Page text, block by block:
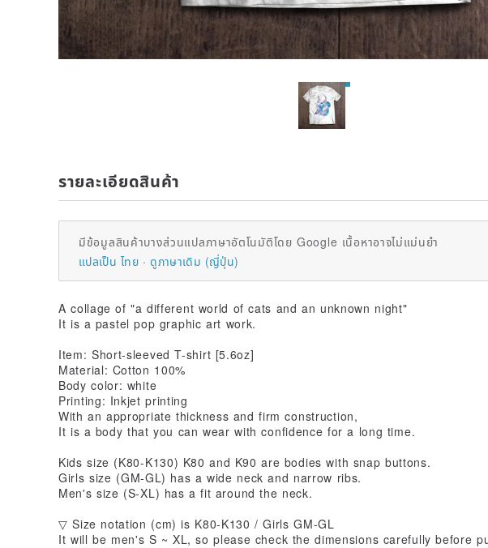
รายละเอียดสินค้า
มีข้อมูลสินค้าบางส่วนแปลภาษาอัตโนมัติโดย Google เนื้อหาอาจไม่แม่นยำ
แปลเป็น ไทย
ดูภาษาเดิม (ญี่ปุ่น)
A collage of "a different world of cats and an unknown night"
It is a pastel pop graphic art work.
Item: Short-sleeved T-shirt [5.6oz]
Material: Cotton 100%
Body color: white
Printing: Inkjet printing
With an appropriate thickness and firm construction,
It is a body that you can wear with confidence for a long time.
Kids size (K80-K130) K80 and K90 are bodies with snap buttons.
Girls size (GM-GL) has a wide neck and narrow ribs.
Men's size (S-XL) has a fit around the neck.
▽ Size notation (cm) is K80-K130 / Girls GM-GL
It will be men's S ~ XL, so please check the dimensions carefully before